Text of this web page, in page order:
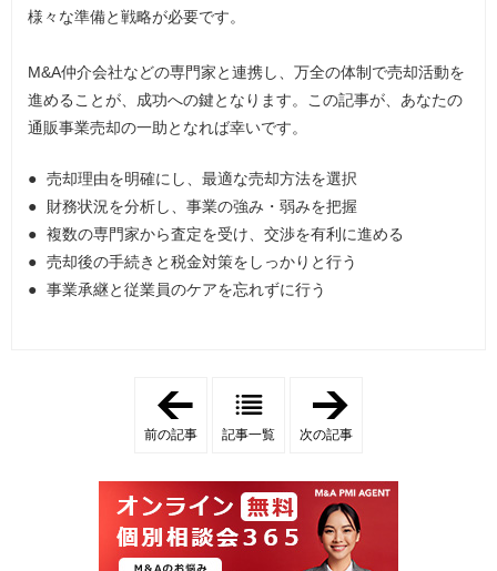
様々な準備と戦略が必要です。
M&A仲介会社などの専門家と連携し、万全の体制で売却活動を
進めることが、成功への鍵となります。この記事が、あなたの
通販事業売却の一助となれば幸いです。
売却理由を明確にし、最適な売却方法を選択
財務状況を分析し、事業の強み・弱みを把握
複数の専門家から査定を受け、交渉を有利に進める
売却後の手続きと税金対策をしっかりと行う
事業承継と従業員のケアを忘れずに行う
売
却
時
の
査
前の記事 記事一覧
売
次の記事